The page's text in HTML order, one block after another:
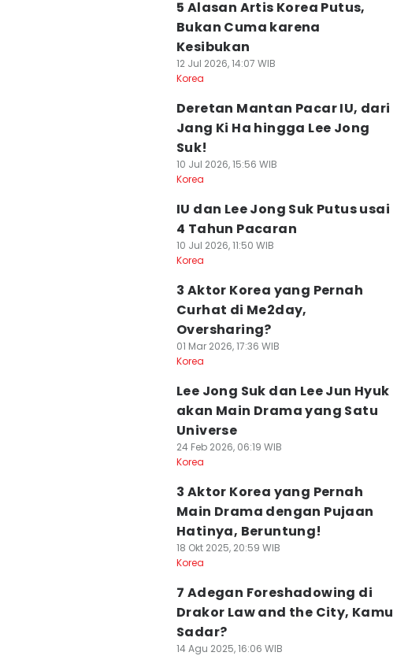
5 Alasan Artis Korea Putus,
Bukan Cuma karena
Kesibukan
12 Jul 2026, 14:07 WIB
Korea
Deretan Mantan Pacar IU, dari
Jang Ki Ha hingga Lee Jong
Suk!
10 Jul 2026, 15:56 WIB
Korea
IU dan Lee Jong Suk Putus usai
4 Tahun Pacaran
10 Jul 2026, 11:50 WIB
Korea
3 Aktor Korea yang Pernah
Curhat di Me2day,
Oversharing?
01 Mar 2026, 17:36 WIB
Korea
Lee Jong Suk dan Lee Jun Hyuk
akan Main Drama yang Satu
Universe
24 Feb 2026, 06:19 WIB
Korea
3 Aktor Korea yang Pernah
Main Drama dengan Pujaan
Hatinya, Beruntung!
18 Okt 2025, 20:59 WIB
Korea
7 Adegan Foreshadowing di
Drakor Law and the City, Kamu
Sadar?
14 Agu 2025, 16:06 WIB